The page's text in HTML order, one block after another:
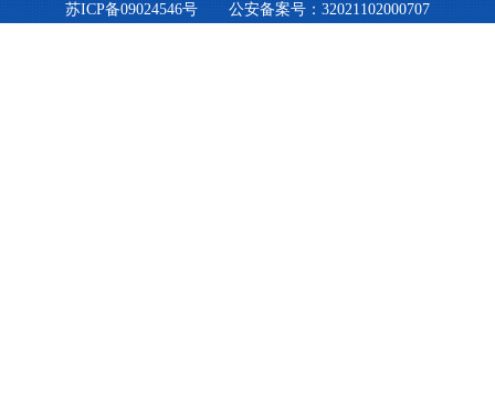
苏ICP备09024546号
公安备案号：32021102000707